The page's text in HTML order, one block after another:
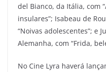
del Bianco, da Itália, com
insulares”; Isabeau de
“Noivas adolescentes”; e
Alemanha, com “Frida,
No Cine Lyra haverá